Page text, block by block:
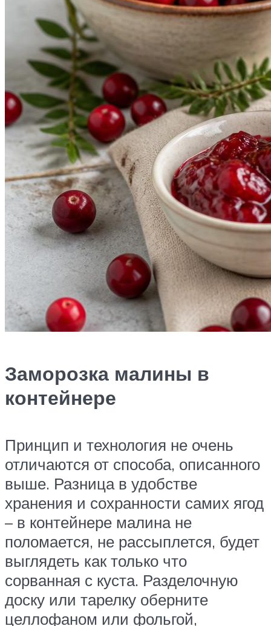
Заморозка малины в
контейнере
Принцип и технология не очень
отличаются от способа, описанного
выше. Разница в удобстве
хранения и сохранности самих ягод
– в контейнере малина не
поломается, не рассыплется, будет
выглядеть как только что
сорванная с куста. Разделочную
доску или тарелку оберните
целлофаном или фольгой,